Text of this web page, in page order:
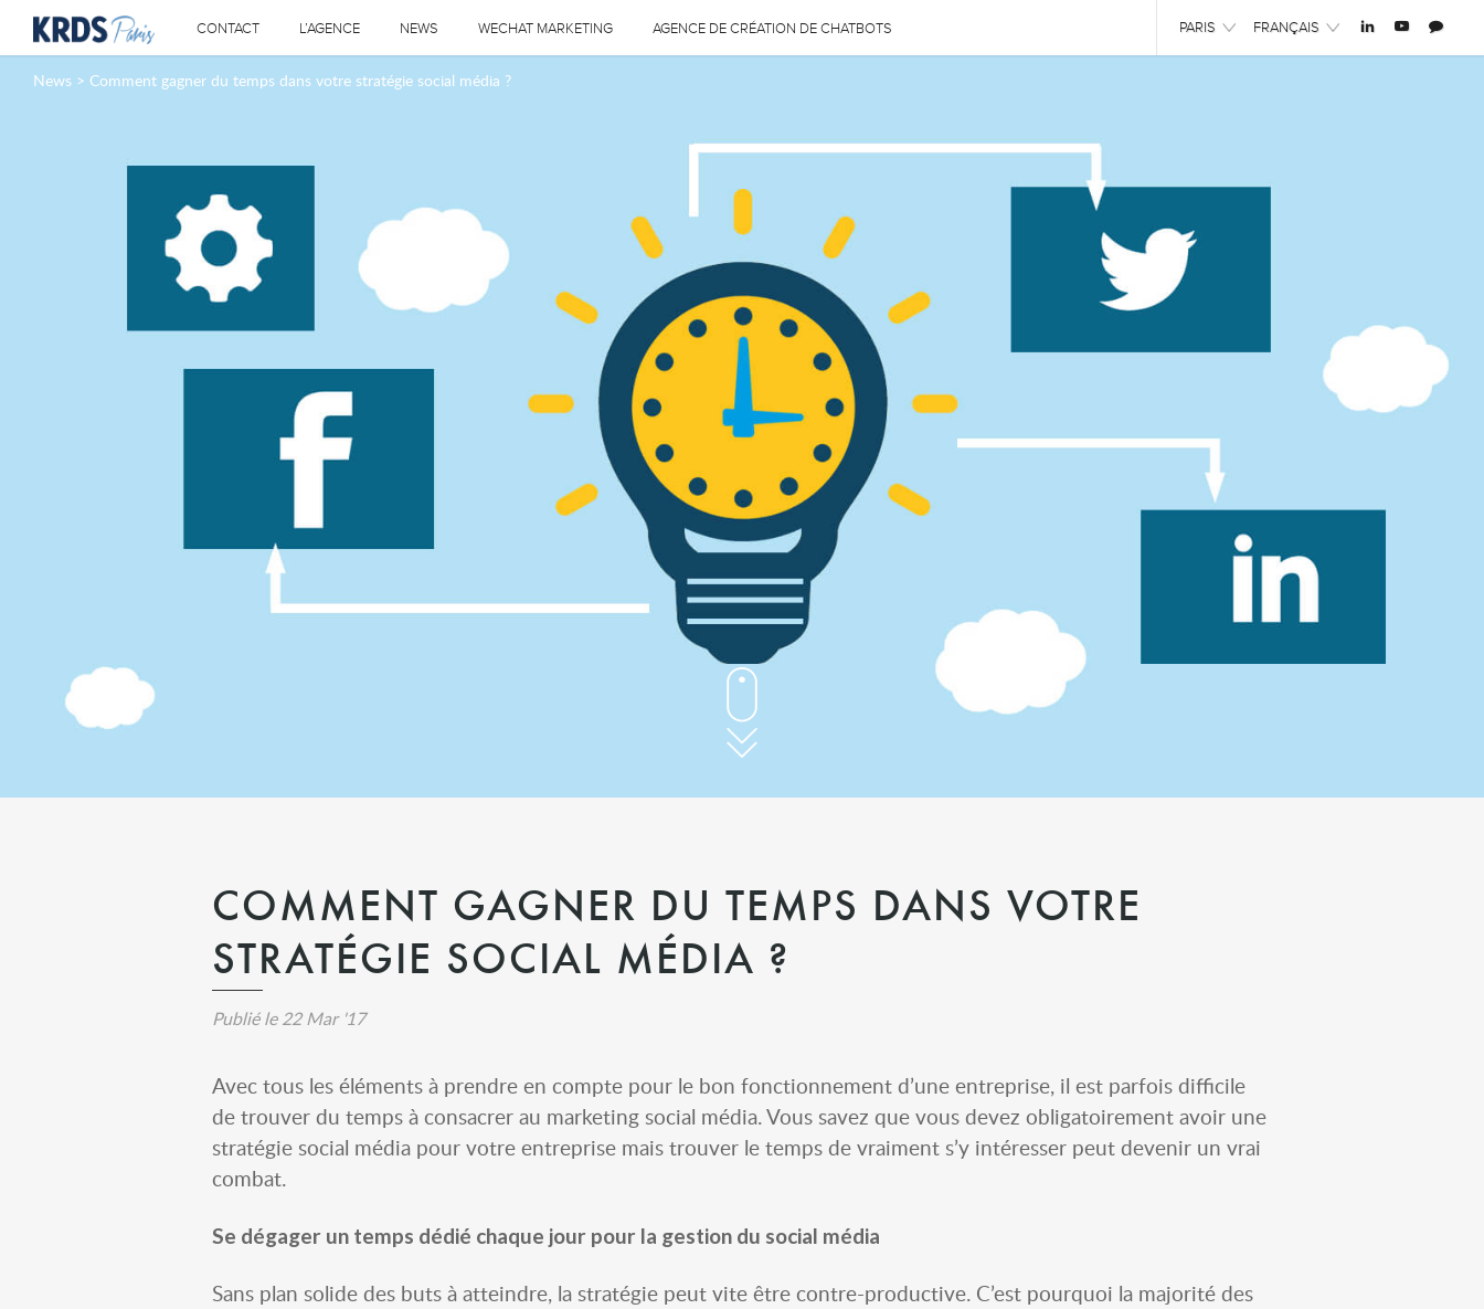
CONTACT L’AGENCE NEWS WECHAT MARKETING AGENCE DE CRÉATION DE CHATBOTS PARIS
HONG KONG
SHANGHAI
MIDDLE EAST
FRANÇAIS
中文 (中国)
News > Comment gagner du temps dans votre stratégie social média ?
COMMENT GAGNER DU TEMPS DANS VOTRE
STRATÉGIE SOCIAL MÉDIA ?
Publié le22 Mar '17
Avec tous les éléments à prendre en compte pour le bon fonctionnement d’une entreprise, il est parfois difficile
de trouver du temps à consacrer au marketing social média. Vous savez que vous devez obligatoirement avoir une
stratégie social média pour votre entreprise mais trouver le temps de vraiment s’y intéresser peut devenir un vrai
combat.
Se dégager un temps dédié chaque jour pour la gestion du social média
Sans plan solide des buts à atteindre, la stratégie peut vite être contre-productive. C’est pourquoi la majorité des